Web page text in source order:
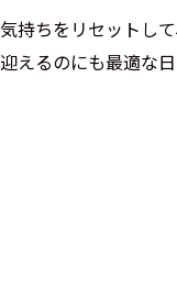
持ちをリセットして
えるのにも最適な日